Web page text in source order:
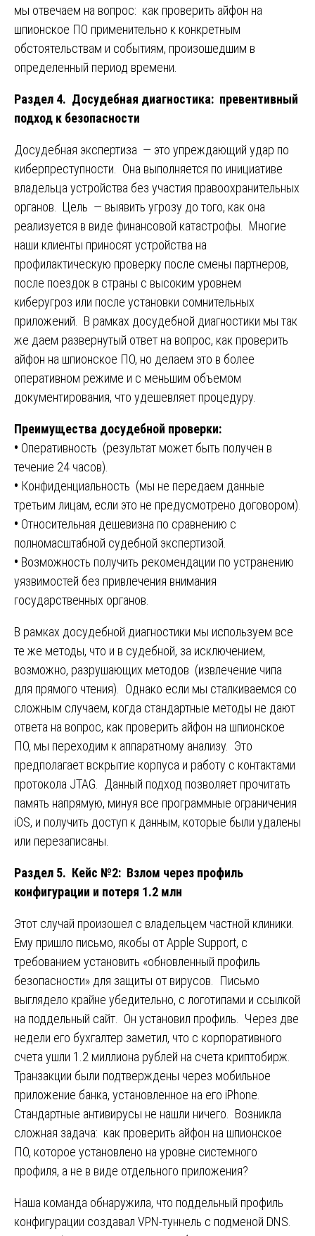
мы отвечаем на вопрос: как проверить айфон на
шпионское ПО применительно к конкретным
обстоятельствам и событиям, произошедшим в
определенный период времени.
Раздел 4. Досудебная диагностика: превентивный
подход к безопасности
Досудебная экспертиза — это упреждающий удар по
киберпреступности. Она выполняется по инициативе
владельца устройства без участия правоохранительных
органов. Цель — выявить угрозу до того, как она
реализуется в виде финансовой катастрофы. Многие
наши клиенты приносят устройства на
профилактическую проверку после смены партнеров,
после поездок в страны с высоким уровнем
киберугроз или после установки сомнительных
приложений. В рамках досудебной диагностики мы так
же даем развернутый ответ на вопрос, как проверить
айфон на шпионское ПО, но делаем это в более
оперативном режиме и с меньшим объемом
документирования, что удешевляет процедуру.
Преимущества досудебной проверки:
• Оперативность (результат может быть получен в
течение 24 часов).
• Конфиденциальность (мы не передаем данные
третьим лицам, если это не предусмотрено договором).
• Относительная дешевизна по сравнению с
полномасштабной судебной экспертизой.
• Возможность получить рекомендации по устранению
уязвимостей без привлечения внимания
государственных органов.
В рамках досудебной диагностики мы используем все
те же методы, что и в судебной, за исключением,
возможно, разрушающих методов (извлечение чипа
для прямого чтения). Однако если мы сталкиваемся со
сложным случаем, когда стандартные методы не дают
ответа на вопрос, как проверить айфон на шпионское
ПО, мы переходим к аппаратному анализу. Это
предполагает вскрытие корпуса и работу с контактами
протокола JTAG. Данный подход позволяет прочитать
память напрямую, минуя все программные ограничения
iOS, и получить доступ к данным, которые были удалены
или перезаписаны.
Раздел 5. Кейс №2: Взлом через профиль
конфигурации и потеря 1.2 млн
Этот случай произошел с владельцем частной клиники.
Ему пришло письмо, якобы от Apple Support, с
требованием установить «обновленный профиль
безопасности» для защиты от вирусов. Письмо
выглядело крайне убедительно, с логотипами и ссылкой
на поддельный сайт. Он установил профиль. Через две
недели его бухгалтер заметил, что с корпоративного
счета ушли 1.2 миллиона рублей на счета криптобирж.
Транзакции были подтверждены через мобильное
приложение банка, установленное на его iPhone.
Стандартные антивирусы не нашли ничего. Возникла
сложная задача: как проверить айфон на шпионское
ПО, которое установлено на уровне системного
профиля, а не в виде отдельного приложения?
Наша команда обнаружила, что поддельный профиль
конфигурации создавал VPN-туннель с подменой DNS.